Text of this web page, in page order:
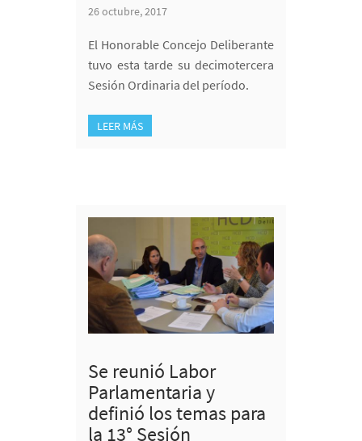
26 octubre, 2017
El Honorable Concejo Deliberante
tuvo esta tarde su decimotercera
Sesión Ordinaria del período.
LEER MÁS
Se reunió Labor
Parlamentaria y
definió los temas para
la 13° Sesión